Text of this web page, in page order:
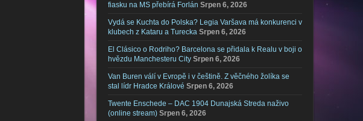
fiasku na MS přebírá Forlán Srpen 6, 2026
Vydá se Kuchta do Polska? Legia Varšava má konkurenci v
klubech z Kataru a Turecka Srpen 6, 2026
El Clásico o Rodriho? Barcelona se přidala k Realu v boji o
hvězdu Manchesteru City Srpen 6, 2026
Van Buren válí v Evropě i v češtině. Z věčného žolíka se
stal lídr Hradce Králové Srpen 6, 2026
Twente Enschede – DAC 1904 Dunajská Streda naživo
(online stream) Srpen 6, 2026